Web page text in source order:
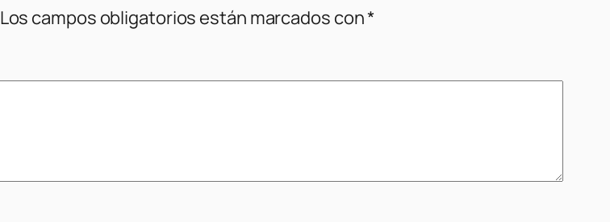
Los campos obligatorios están marcados con*